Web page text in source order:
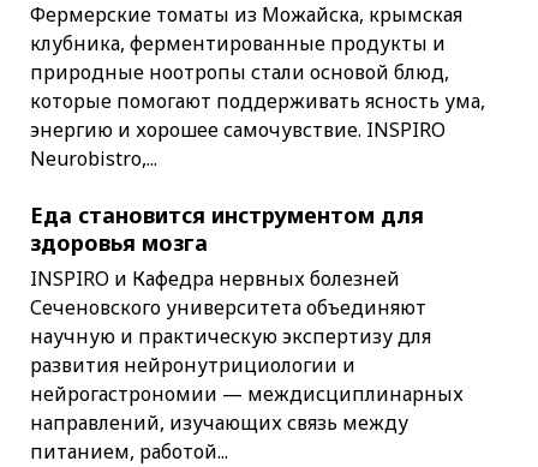
Фермерские томаты из Можайска, крымская
клубника, ферментированные продукты и
природные ноотропы стали основой блюд,
которые помогают поддерживать ясность ума,
энергию и хорошее самочувствие. INSPIRO
Neurobistro,...
Еда становится инструментом для
здоровья мозга
INSPIRO и Кафедра нервных болезней
Сеченовского университета объединяют
научную и практическую экспертизу для
развития нейронутрициологии и
нейрогастрономии — междисциплинарных
направлений, изучающих связь между
питанием, работой...